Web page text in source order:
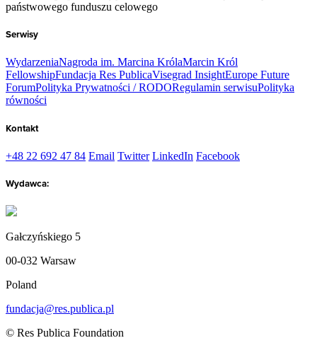
państwowego funduszu celowego
Serwisy
WydarzeniaNagroda im. Marcina KrólaMarcin Król
FellowshipFundacja Res PublicaVisegrad InsightEurope Future
ForumPolityka Prywatności / RODORegulamin serwisuPolityka
równości
Kontakt
+48 22 692 47 84 Email Twitter LinkedIn Facebook
Wydawca:
Gałczyńskiego 5
00-032 Warsaw
Poland
fundacja@res.publica.pl
© Res Publica Foundation